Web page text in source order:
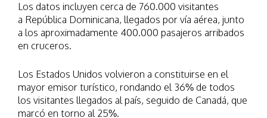
Los datos incluyen cerca de 760.000 visitantes
a República Dominicana, llegados por vía aérea, junto
a los aproximadamente 400.000 pasajeros arribados
en cruceros.
Los Estados Unidos volvieron a constituirse en el
mayor emisor turístico, rondando el 36% de todos
los visitantes llegados al país, seguido de Canadá, que
marcó en torno al 25%.